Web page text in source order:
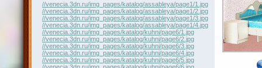
//venecia.3dn.ru/img_pages/katalog/assableya/page1/1.jpg
//venecia.3dn.ru/img_pages/katalog/assableya/page1/2.jpg
//venecia.3dn.ru/img_pages/katalog/assableya/page1/3.jpg
//venecia.3dn.ru/img_pages/katalog/assableya/page1/4.jpg
//venecia.3dn.ru/img_pages/katalog/kuhni/page6/1.jpg
//venecia.3dn.ru/img_pages/katalog/kuhni/page6/2.jpg
//venecia.3dn.ru/img_pages/katalog/kuhni/page6/3.jpg
//venecia.3dn.ru/img_pages/katalog/kuhni/page6/4.jpg
//venecia.3dn.ru/img_pages/katalog/kuhni/page6/5.jpg